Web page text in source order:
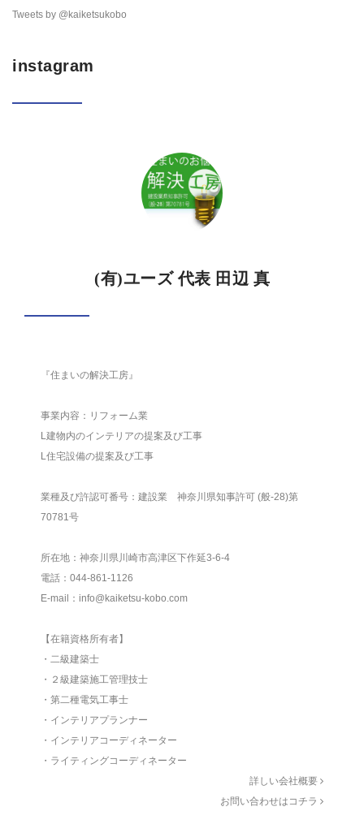
Tweets by @kaiketsukobo
instagram
(有)ユーズ 代表 田辺 真
『住まいの解決工房』
事業内容：リフォーム業
L建物内のインテリアの提案及び工事
L住宅設備の提案及び工事
業種及び許認可番号：建設業 神奈川県知事許可 (般-28)第
70781号
所在地：神奈川県川崎市高津区下作延3-6-4
電話：044-861-1126
E-mail：info@kaiketsu-kobo.com
【在籍資格所有者】
・二級建築士
・２級建築施工管理技士
・第二種電気工事士
・インテリアプランナー
・インテリアコーディネーター
・ライティングコーディネーター
詳しい会社概要
お問い合わせはコチラ